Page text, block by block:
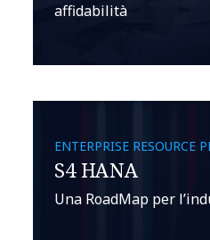
affidabilità
ENTERPRISE RESOURCE
S4 HANA
Una RoadMap per